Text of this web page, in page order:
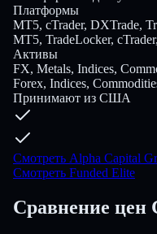
Платформы
MT5, cTrader, DXTrade,
MT5, TradeLocker,
Активы
FX, Metals, Indices,
Forex, Indices,
Принимают из США
Смотреть Alpha Capital
Смотреть Funded Elite
Сравнение цен